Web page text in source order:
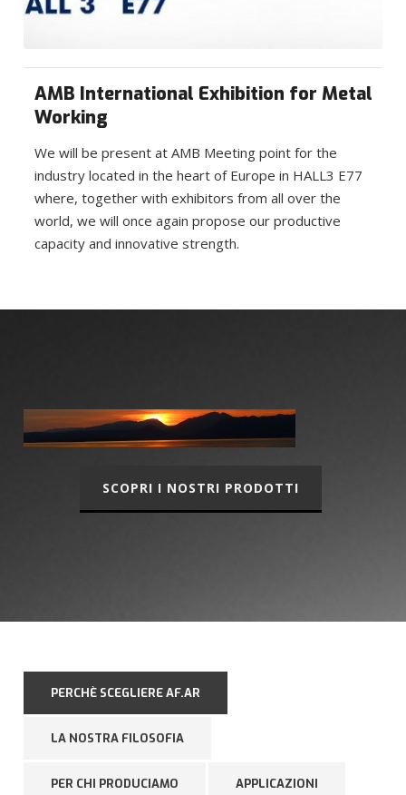
AMB International Exhibition for Metal
Working
We will be present at AMB Meeting point for the
industry located in the heart of Europe in HALL3 E77
where, together with exhibitors from all over the
world, we will once again propose our productive
capacity and innovative strength.
SCOPRI I NOSTRI PRODOTTI
PERCHÈ SCEGLIERE AF.AR
LA NOSTRA FILOSOFIA
PER CHI PRODUCIAMO APPLICAZIONI